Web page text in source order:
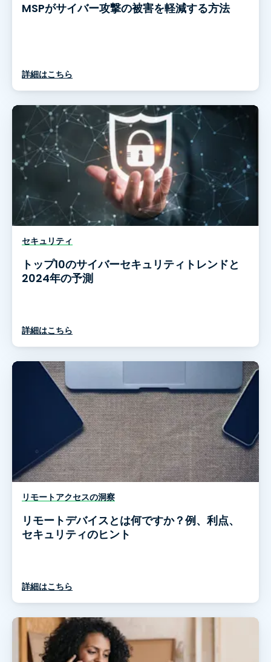
MSPがサイバー攻撃の被害を軽減する方法
詳細はこちら
セキュリティ
トップ10のサイバーセキュリティトレンドと
2024年の予測
詳細はこちら
リモートアクセスの洞察
リモートデバイスとは何ですか？例、利点、
セキュリティのヒント
詳細はこちら